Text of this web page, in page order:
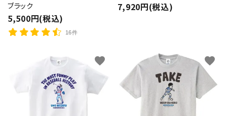
ブラック
5,500円(税込)
16件
7,920円(税込)
favorite favorite